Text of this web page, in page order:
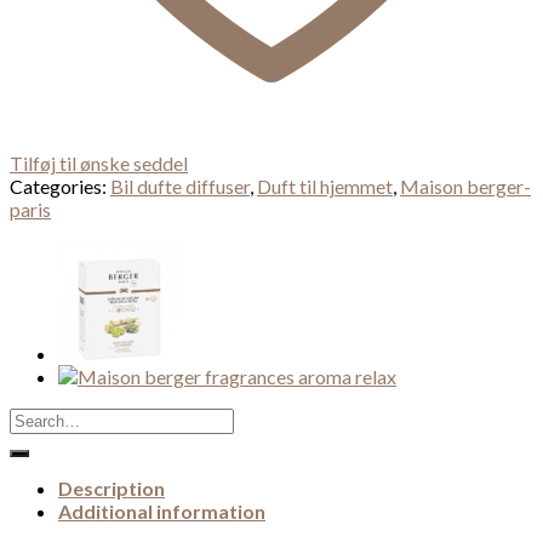
Tilføj til ønske seddel
Categories: Bil dufte diffuser, Duft til hjemmet, Maison berger-
paris
Search
for:
Description
Additional information